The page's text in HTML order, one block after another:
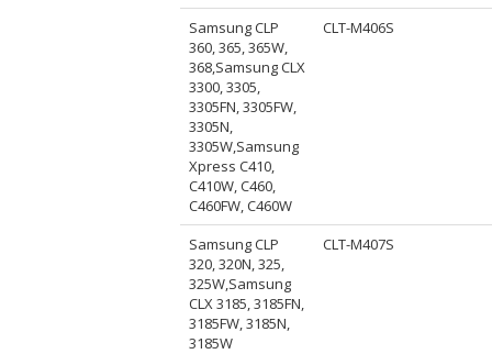
Samsung CLP
360, 365, 365W,
368,Samsung CLX
3300, 3305,
3305FN, 3305FW,
3305N,
3305W,Samsung
Xpress C410,
C410W, C460,
C460FW, C460W
CLT-M406S
Samsung CLP
320, 320N, 325,
325W,Samsung
CLX 3185, 3185FN,
3185FW, 3185N,
3185W
CLT-M407S